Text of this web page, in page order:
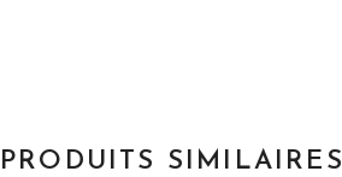
PRODUITS SIMILAIRES